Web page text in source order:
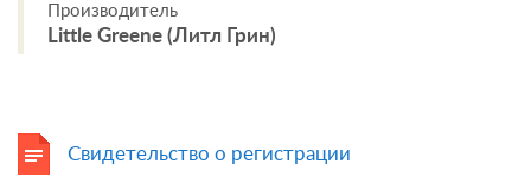
Производитель
Little Greene (Литл Грин)
Свидетельство о регистрации